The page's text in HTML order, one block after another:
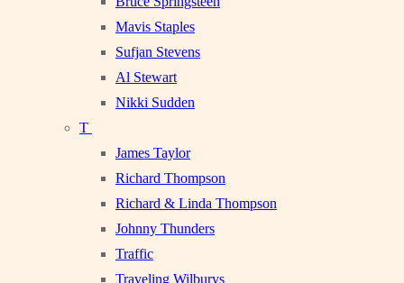
Mavis Staples
Sufjan Stevens
Al Stewart
Nikki Sudden
T
James Taylor
Richard Thompson
Richard & Linda Thompson
Johnny Thunders
Traffic
Traveling Wilburys